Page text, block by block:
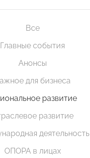
Все
Главные события
Анонсы
для бизнеса
развитие
развитие
деятельность
ОПОРА в лицах